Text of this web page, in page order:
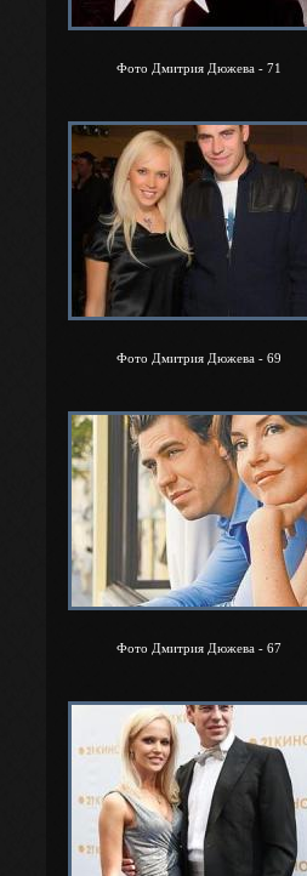
Фото Дмитрия Дюжева - 71
Фото Дмитрия Дюжева - 69
Фото Дмитрия Дюжева - 67